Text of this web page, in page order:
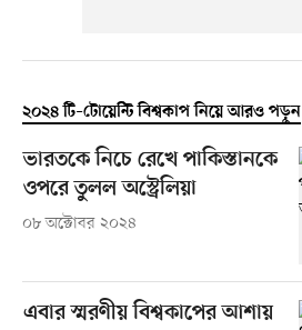
২০২৪ টি–টোয়েন্টি বিশ্বকাপ নিয়ে আরও পড়ুন
ভারতকে নিচে রেখে পাকিস্তানকে
ওপরে তুলল অস্ট্রেলিয়া
০৮ অক্টোবর ২০২৪
এবার স্মরণীয় বিশ্বকাপের আশায়